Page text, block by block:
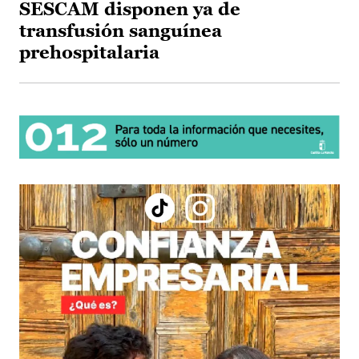
SESCAM disponen ya de
transfusión sanguínea
prehospitalaria